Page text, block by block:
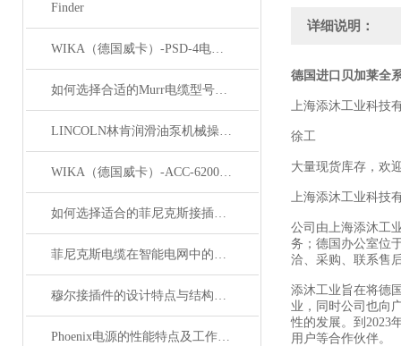
Finder
WIKA（德国威卡）-PSD-4电子压力开关
如何选择合适的Murr电缆型号和规格？
LINCOLN林肯润滑油泵机械操作原理
WIKA（德国威卡）-ACC-6200系列压力变送器简介
如何选择适合的菲尼克斯接插件？
菲尼克斯电缆在智能电网中的应用
穆尔接插件的设计特点与结构优化
Phoenix电源的性能特点及工作温度分析
详细说明：
德国进口贝加莱全
上海添沐工业科技
徐工
大量现货库存，欢
上海添沐工业科技
公司由上海添沐工
务；德国办公室位
洽、采购、联系售
添沐工业旨在将德
业，同时公司也向
性的发展。到2023
用户等合作伙伴。